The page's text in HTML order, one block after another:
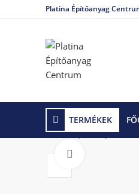
Platina Építőanyag
TERMÉKEK
Kezdőlap